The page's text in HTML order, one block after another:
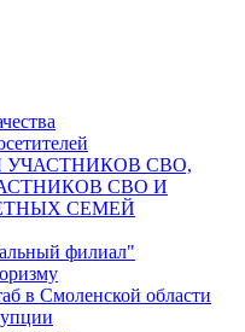
СВО,
СВО И
СЕМЕЙ
филиал"
в Смоленской области